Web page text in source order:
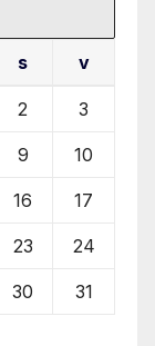
s v
2 3
9 10
16 17
23 24
30 31